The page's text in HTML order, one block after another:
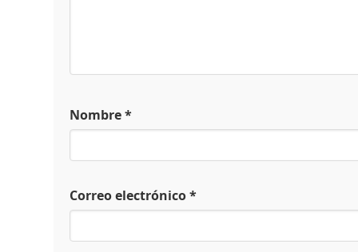
Nombre*
Correo electrónico*